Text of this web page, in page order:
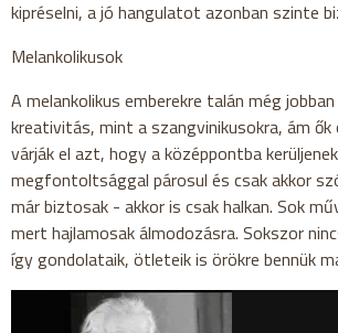
kipréselni, a jó hangulatot azonban szinte
Melankolikusok
A melankolikus emberekre talán még
kreativitás, mint a szangvinikusokra, ám ők
várják el azt, hogy a középpontba
megfontoltsággal párosul és csak akkor
már biztosak - akkor is csak halkan. Sok
mert hajlamosak álmodozásra. Sokszor
így gondolataik, ötleteik is örökre bennük